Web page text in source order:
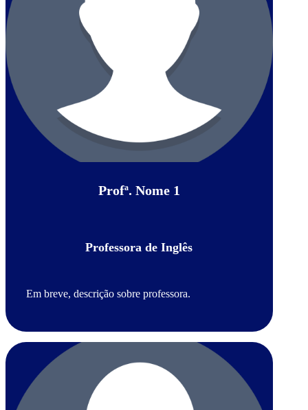
Profª. Nome 1
Professora de Inglês
Em breve, descrição sobre professora.